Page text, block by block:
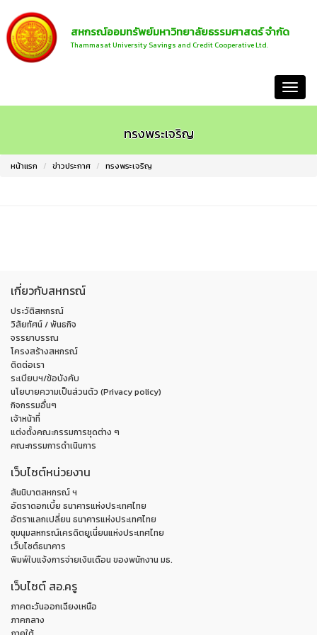
สหกรณ์ออมทรัพย์มหาวิทยาลัยธรรมศาสตร์ จำกัด
Thammasat University Savings and Credit Cooperative Ltd.
ทรงพระเจริญ
หน้าแรก ข่าวประกาศ ทรงพระเจริญ
เกี่ยวกับสหกรณ์
ประวัติสหกรณ์
วิสัยทัศน์ / พันธกิจ
จรรยาบรรณ
โครงสร้างสหกรณ์
ติดต่อเรา
ระเบียบฯ/ข้อบังคับ
นโยบายความเป็นส่วนตัว (Privacy policy)
กิจกรรมอื่นๆ
เจ้าหน้าที่
แต่งตั้งคณะกรรมการชุดต่าง ๆ
คณะกรรมการดำเนินการ
เว็บไซต์หน่วยงาน
สันนิบาตสหกรณ์ ฯ
อัตราดอกเบี้ย ธนาคารแห่งประเทศไทย
อัตราแลกเปลี่ยน ธนาคารแห่งประเทศไทย
ชุมนุมสหกรณ์เครดิตยูเนี่ยนแห่งประเทศไทย
เว็บไซต์ธนาคาร
พิมพ์ใบแจ้งการจ่ายเงินเดือน ของพนักงาน มธ.
เว็บไซต์ สอ.ครู
ภาคตะวันออกเฉียงเหนือ
ภาคกลาง